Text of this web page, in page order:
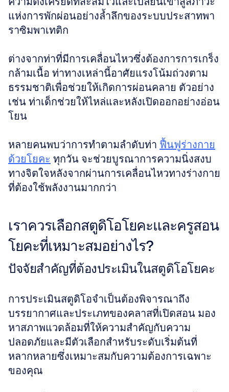
แห่งการพักผ่อนอย่างล้ำลึกของระบบประสาทพา
ราซิมพาเทติก
ต่างจากท่าที่มีการเคลื่อนไหวซึ่งต้องการการเกร็ง
กล้ามเนื้อ ท่าทางเหล่านี้อาศัยแรงโน้มถ่วงตาม
ธรรมชาติเพื่อช่วยให้เกิดการผ่อนคลาย ตัวอย่าง
เช่น ท่าเด็กช่วยให้ไหล่และหลังเปิดออกอย่างอ่อน
โยน
หลายคนพบว่าการทำตามลำดับท่า ฟื้นฟูร่างกาย
ด้วยโยคะ ทุกวัน จะช่วยบูรณาการความนิ่งสงบ
ทางจิตใจหลังจากผ่านการเคลื่อนไหวทางร่างกาย
ที่ต้องใช้พลังงานมากกว่า
เราควรเลือกสตูดิโอโยคะและครูสอน
โยคะที่เหมาะสมอย่างไร?
ปัจจัยสำคัญที่ต้องประเมินในสตูดิโอโยคะ
การประเมินสตูดิโอจำเป็นต้องพิจารณาถึง
บรรยากาศและประเภทของคลาสที่เปิดสอน มอง
หาสภาพแวดล้อมที่ให้ความสำคัญกับความ
ปลอดภัยและมีตัวเลือกสำหรับระดับเริ่มต้นที่
หลากหลายซึ่งเหมาะสมกับความต้องการเฉพาะ
ของคุณ